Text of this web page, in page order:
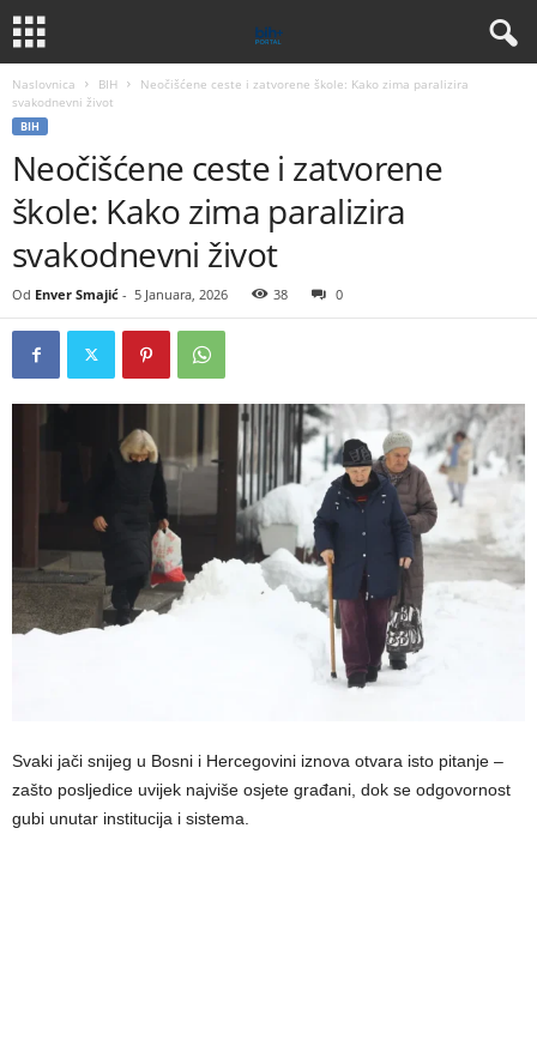
Naslovnica BIH
Neočišćene ceste i zatvorene škole: Kako zima paralizira
svakodnevni život
BIH
Neočišćene ceste i zatvorene
škole: Kako zima paralizira
svakodnevni život
Od Enver Smajić - 5 Januara, 2026 38 0
Svaki jači snijeg u Bosni i Hercegovini iznova otvara isto pitanje –
zašto posljedice uvijek najviše osjete građani, dok se odgovornost
gubi unutar institucija i sistema.